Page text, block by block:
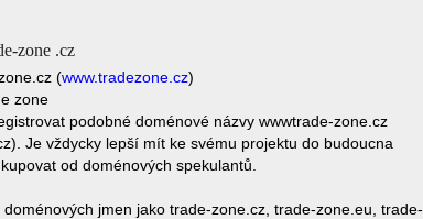
zone .cz
(www.tradezone.cz)
zone
podobné doménové názvy wwwtrade-zone.cz
Je vždycky lepší mít ke svému projektu do budoucna
od doménových spekulantů.
jmen jako trade-zone.cz, trade-zone.eu, trade-